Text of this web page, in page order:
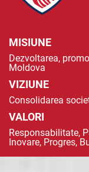
MISIUNE
Dezvoltarea,
Moldova
VIZIUNE
Consolidarea
VALORI
Responsabilitate,
Inovare, Progres,